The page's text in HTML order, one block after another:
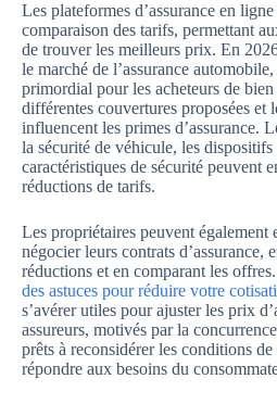
Les plateformes d’assurance en
comparaison des tarifs, permettant
de trouver les meilleurs prix. En
le marché de l’assurance
primordial pour les acheteurs de
différentes couvertures proposées et
influencent les primes d’assurance.
la sécurité de véhicule, les dispositifs
caractéristiques de sécurité peuvent
réductions de tarifs.
Les propriétaires peuvent également
négocier leurs contrats d’assurance,
réductions et en comparant les
des astuces pour réduire votre
s’avérer utiles pour ajuster les prix
assureurs, motivés par la
prêts à reconsidérer les conditions
répondre aux besoins du